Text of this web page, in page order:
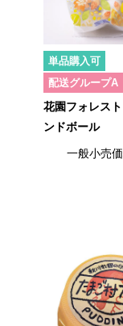
単品購入可
配送グループA
花園フォレス
ンドボール
一般小売